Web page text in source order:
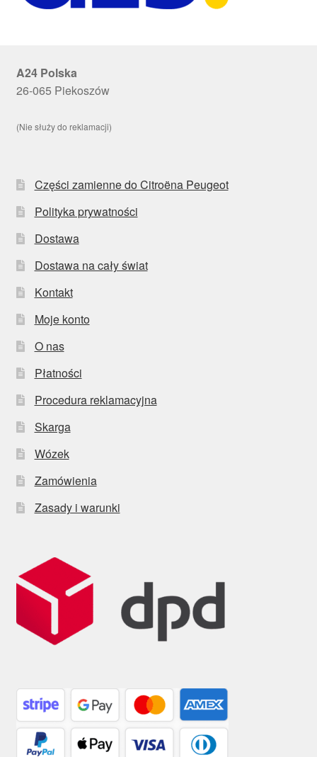
A24 Polska
26-065 Piekoszów
(Nie służy do reklamacji)
Części zamienne do Citroëna Peugeot
Polityka prywatności
Dostawa
Dostawa na cały świat
Kontakt
Moje konto
O nas
Płatności
Procedura reklamacyjna
Skarga
Wózek
Zamówienia
Zasady i warunki